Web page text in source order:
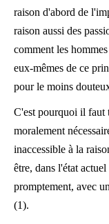
raison d'abord de
raison aussi des
comment les
eux-mêmes de ce
pour le moins
C'est pourquoi il faut
moralement
inaccessible à la
être, dans l'état
promptement, avec
(1).